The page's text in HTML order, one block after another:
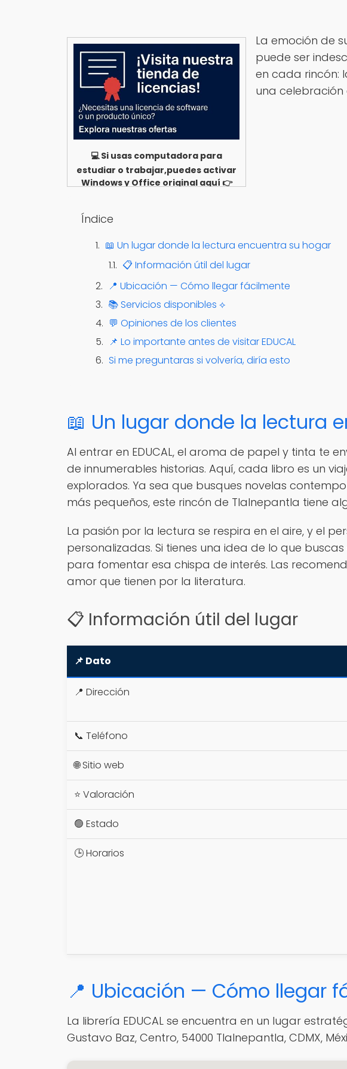
💻 Si usas computadora para
estudiar o trabajar,puedes activar
Windows y Office original aquí 👉
La emoción de
puede ser
en cada rincón:
una celebración
Índice
📖 Un lugar donde la lectura encuentra su hogar
📋 Información útil del lugar
📍 Ubicación — Cómo llegar fácilmente
📚 Servicios disponibles ⟡
💬 Opiniones de los clientes
📌 Lo importante antes de visitar EDUCAL
Si me preguntaras si volvería, diría esto
📖 Un lugar donde la lectura
Al entrar en EDUCAL, el aroma de papel y tinta te
de innumerables historias. Aquí, cada libro es un
explorados. Ya sea que busques novelas
más pequeños, este rincón de Tlalnepantla tiene
La pasión por la lectura se respira en el aire, y el
personalizadas. Si tienes una idea de lo que
para fomentar esa chispa de interés. Las
amor que tienen por la literatura.
📋 Información útil del lugar
📌 Dato
📍 Dirección
📞 Teléfono
🌐 Sitio web
⭐ Valoración
🟢 Estado
🕒 Horarios
📍 Ubicación — Cómo llegar
La librería EDUCAL se encuentra en un lugar
Gustavo Baz, Centro, 54000 Tlalnepantla, CDMX,